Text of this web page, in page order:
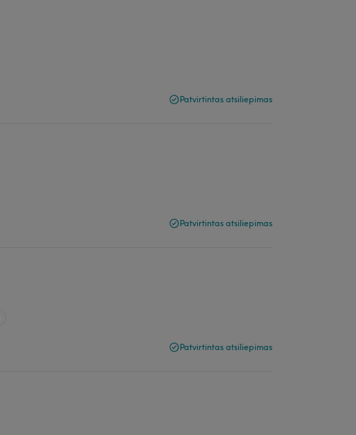
Patvirtintas atsiliepimas
Patvirtintas atsiliepimas
Patvirtintas atsiliepimas